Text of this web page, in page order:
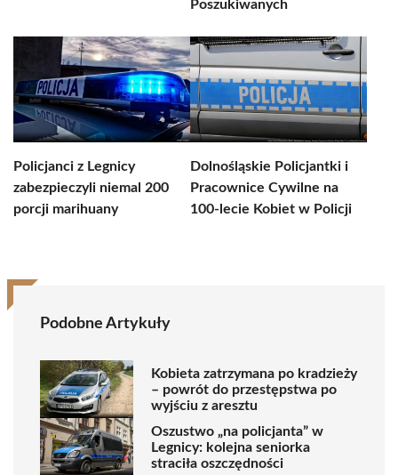
Poszukiwanych
Policjanci z Legnicy
zabezpieczyli niemal 200
porcji marihuany
Dolnośląskie Policjantki i
Pracownice Cywilne na
100-lecie Kobiet w Policji
Podobne Artykuły
Kobieta zatrzymana po kradzieży
– powrót do przestępstwa po
wyjściu z aresztu
Oszustwo „na policjanta” w
Legnicy: kolejna seniorka
straciła oszczędności